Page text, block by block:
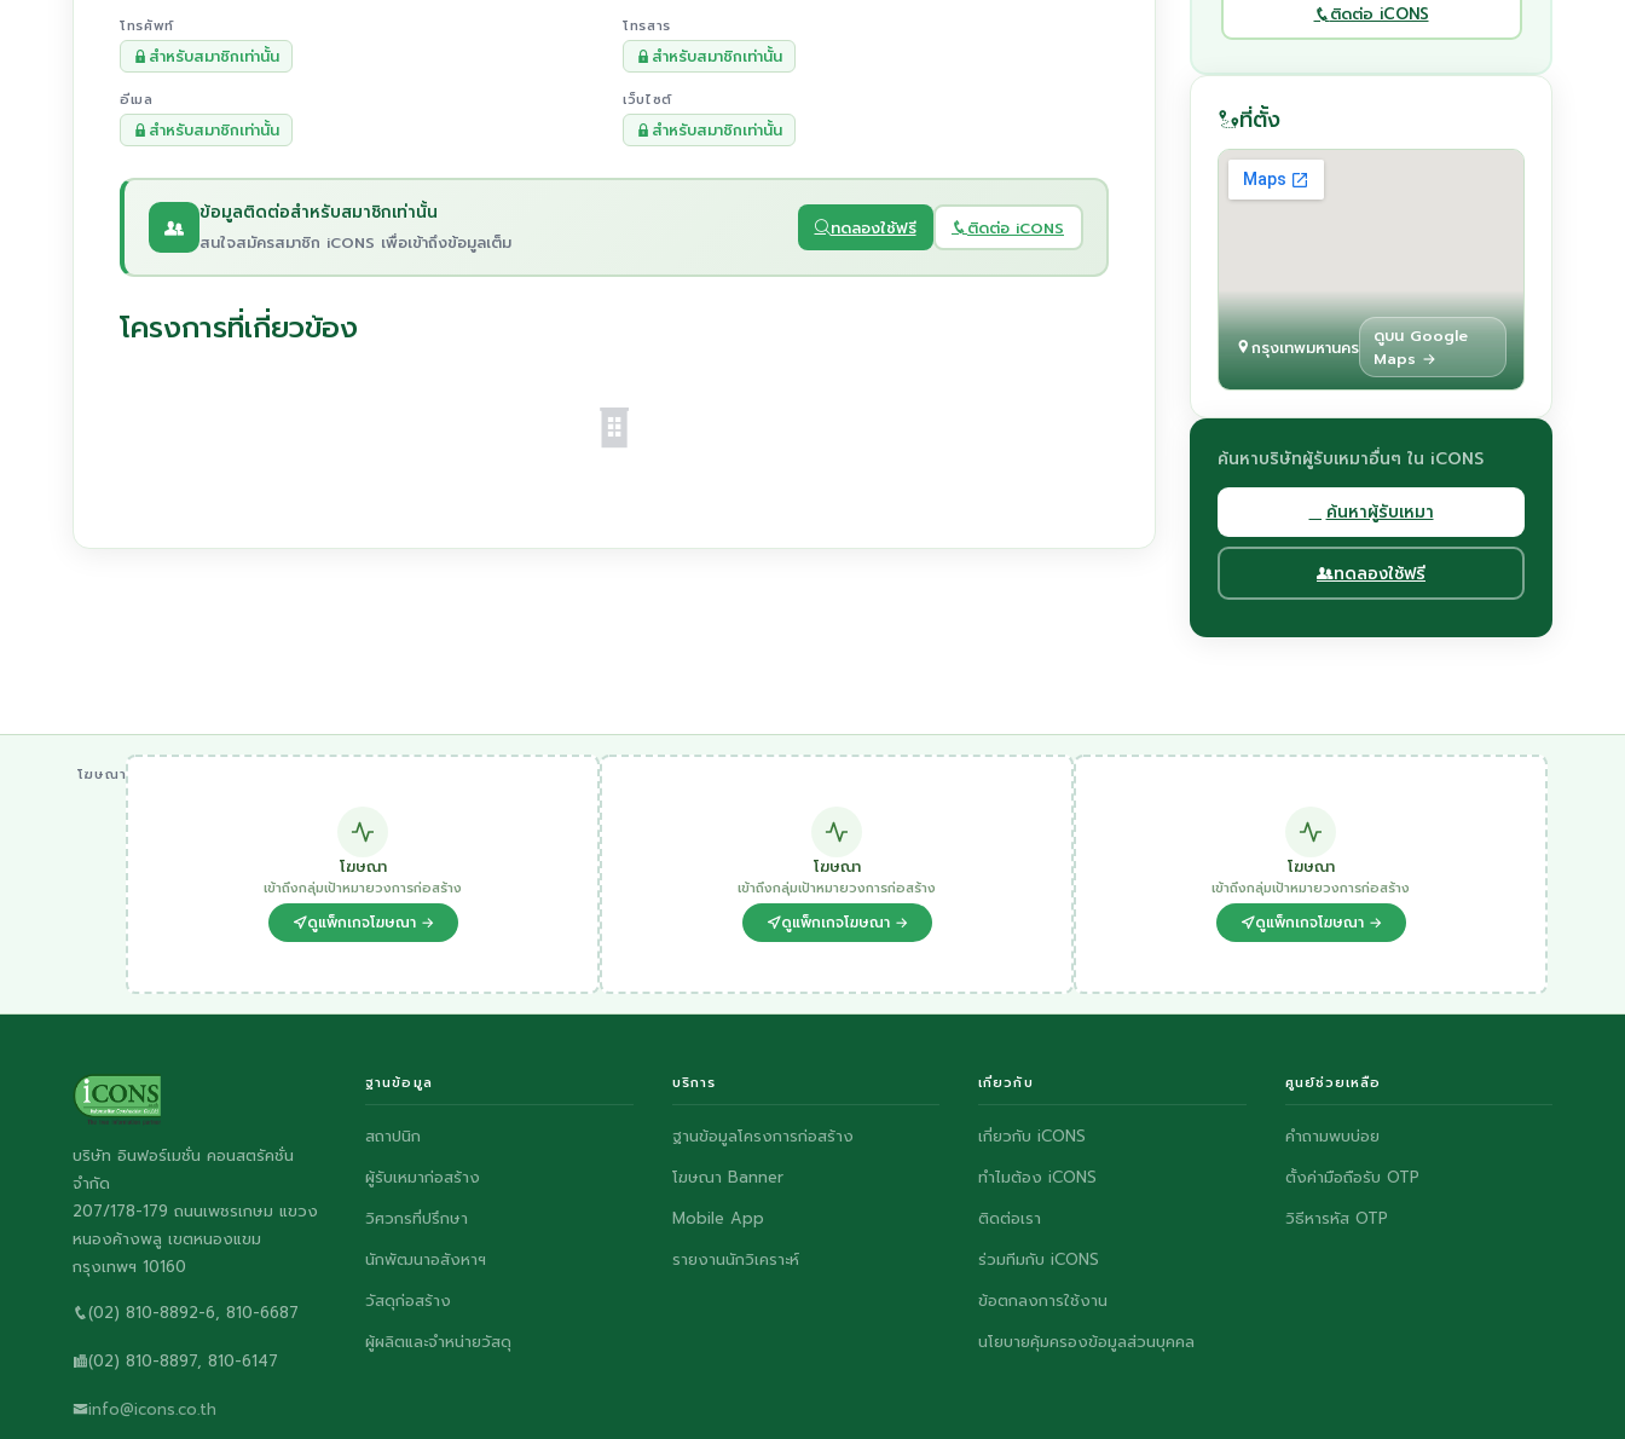
โทรศัพท์
สำหรับสมาชิกเท่านั้น
โทรสาร
สำหรับสมาชิกเท่านั้น
อีเมล
สำหรับสมาชิกเท่านั้น
เว็บไซต์
สำหรับสมาชิกเท่านั้น
ข้อมูลติดต่อสำหรับสมาชิกเท่านั้น
สนใจสมัครสมาชิก iCONS เพื่อเข้าถึงข้อมูลเต็ม
ทดลองใช้ฟรี ติดต่อ iCONS
โครงการที่เกี่ยวข้อง
ติดต่อ iCONS
ที่ตั้ง
กรุงเทพมหานคร
ดูบน Google
Maps →
ค้นหาบริษัทผู้รับเหมาอื่นๆ ใน iCONS
ค้นหาผู้รับเหมา
ทดลองใช้ฟรี
โฆษณา
โฆษณา
เข้าถึงกลุ่มเป้าหมายวงการก่อสร้าง
ดูแพ็กเกจโฆษณา →
โฆษณา
เข้าถึงกลุ่มเป้าหมายวงการก่อสร้าง
ดูแพ็กเกจโฆษณา →
โฆษณา
เข้าถึงกลุ่มเป้าหมายวงการก่อสร้าง
ดูแพ็กเกจโฆษณา →
บริษัท อินฟอร์เมชั่น คอนสตรัคชั่น
จำกัด
207/178-179 ถนนเพชรเกษม แขวง
หนองค้างพลู เขตหนองแขม
กรุงเทพฯ 10160
(02) 810-8892-6, 810-6687
(02) 810-8897, 810-6147
info@icons.co.th
ฐานข้อมูล
สถาปนิก
ผู้รับเหมาก่อสร้าง
วิศวกรที่ปรึกษา
นักพัฒนาอสังหาฯ
วัสดุก่อสร้าง
ผู้ผลิตและจำหน่ายวัสดุ
บริการ
ฐานข้อมูลโครงการก่อสร้าง
โฆษณา Banner
Mobile App
รายงานนักวิเคราะห์
เกี่ยวกับ
เกี่ยวกับ iCONS
ทำไมต้อง iCONS
ติดต่อเรา
ร่วมทีมกับ iCONS
ข้อตกลงการใช้งาน
นโยบายคุ้มครองข้อมูลส่วนบุคคล
ศูนย์ช่วยเหลือ
คำถามพบบ่อย
ตั้งค่ามือถือรับ OTP
วิธีหารหัส OTP